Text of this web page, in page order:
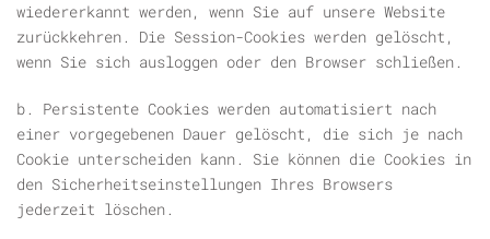
wiedererkannt werden, wenn Sie auf unsere Website
zurückkehren. Die Session-Cookies werden gelöscht,
wenn Sie sich ausloggen oder den Browser schließen.
b. Persistente Cookies werden automatisiert nach
einer vorgegebenen Dauer gelöscht, die sich je nach
Cookie unterscheiden kann. Sie können die Cookies in
den Sicherheitseinstellungen Ihres Browsers
jederzeit löschen.